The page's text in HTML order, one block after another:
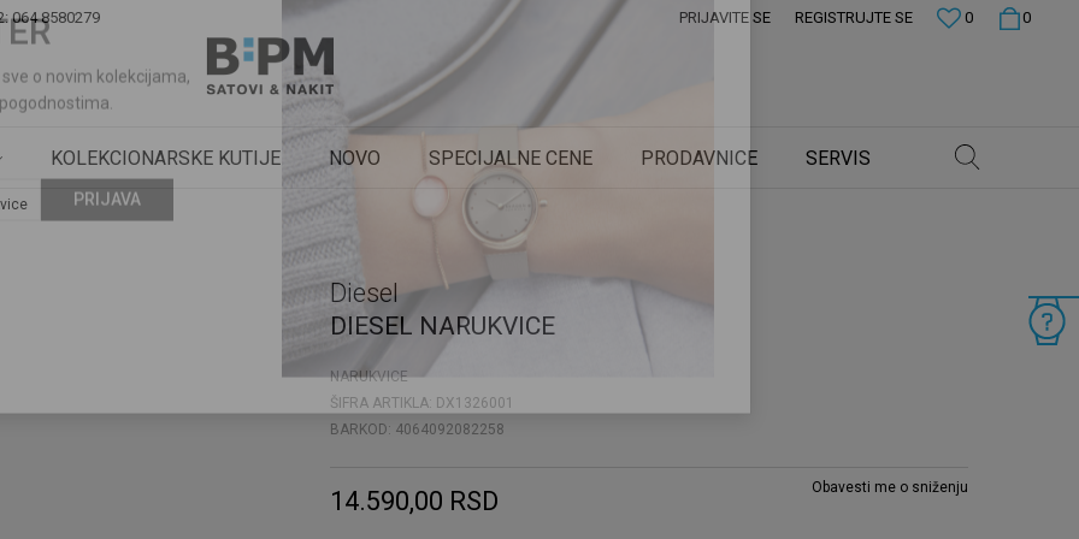
064 8580279 0
0
PRIJAVITE SE REGISTRUJTE SE
KOLEKCIONARSKE KUTIJE NOVO SPECIJALNE CENE PRODAVNICE SERVIS
Diesel
DIESEL NARUKVICE
NARUKVICE
ŠIFRA ARTIKLA: DX1326001
BARKOD: 4064092082258
14.590,00 RSD Obavesti me o sniženju
o novim kolekcijama,